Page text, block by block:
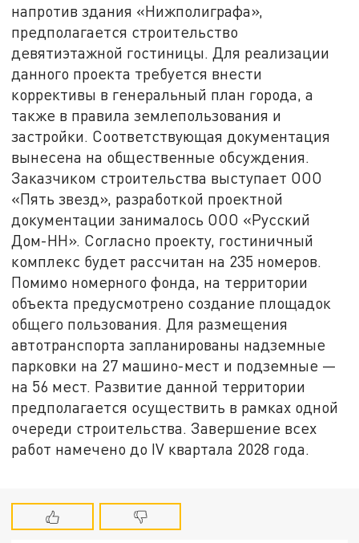
напротив здания «Нижполиграфа»,
предполагается строительство
девятиэтажной гостиницы. Для реализации
данного проекта требуется внести
коррективы в генеральный план города, а
также в правила землепользования и
застройки. Соответствующая документация
вынесена на общественные обсуждения.
Заказчиком строительства выступает ООО
«Пять звезд», разработкой проектной
документации занималось ООО «Русский
Дом-НН». Согласно проекту, гостиничный
комплекс будет рассчитан на 235 номеров.
Помимо номерного фонда, на территории
объекта предусмотрено создание площадок
общего пользования. Для размещения
автотранспорта запланированы надземные
парковки на 27 машино-мест и подземные —
на 56 мест. Развитие данной территории
предполагается осуществить в рамках одной
очереди строительства. Завершение всех
работ намечено до IV квартала 2028 года.